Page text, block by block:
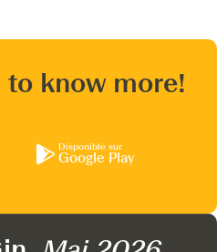
know more!
Disponible sur
Google Play